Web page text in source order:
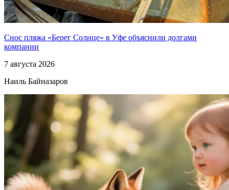
Снос пляжа «Берег Солнце» в Уфе объяснили долгами
компании
7 августа 2026
Наиль Байназаров